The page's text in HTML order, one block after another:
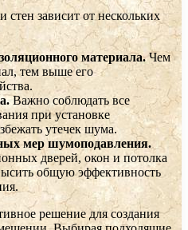
стен зависит от нескольких
материала.Чем
тем выше его
Важно соблюдать все
при установке
утечек шума.
мер шумоподавления.
дверей, окон и потолка
общую эффективность
решение для создания